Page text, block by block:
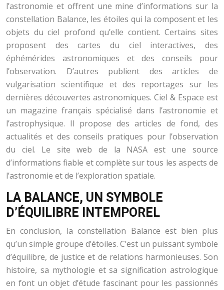
l’astronomie et offrent une mine d’informations sur la
constellation Balance, les étoiles qui la composent et les
objets du ciel profond qu’elle contient. Certains sites
proposent des cartes du ciel interactives, des
éphémérides astronomiques et des conseils pour
l’observation. D’autres publient des articles de
vulgarisation scientifique et des reportages sur les
dernières découvertes astronomiques. Ciel & Espace est
un magazine français spécialisé dans l’astronomie et
l’astrophysique. Il propose des articles de fond, des
actualités et des conseils pratiques pour l’observation
du ciel. Le site web de la NASA est une source
d’informations fiable et complète sur tous les aspects de
l’astronomie et de l’exploration spatiale.
LA BALANCE, UN SYMBOLE
D’ÉQUILIBRE INTEMPOREL
En conclusion, la constellation Balance est bien plus
qu’un simple groupe d’étoiles. C’est un puissant symbole
d’équilibre, de justice et de relations harmonieuses. Son
histoire, sa mythologie et sa signification astrologique
en font un objet d’étude fascinant pour les passionnés